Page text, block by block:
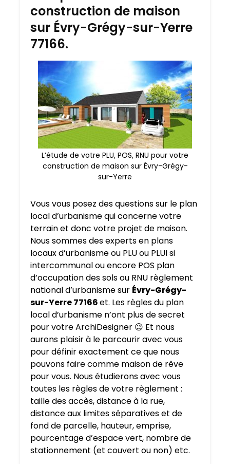
construction de maison
sur Évry-Grégy-sur-Yerre
77166.
L’étude de votre PLU, POS, RNU pour votre
construction de maison sur Évry-Grégy-
sur-Yerre
Vous vous posez des questions sur le plan
local d’urbanisme qui concerne votre
terrain et donc votre projet de maison.
Nous sommes des experts en plans
locaux d’urbanisme ou PLU ou PLUI si
intercommunal ou encore POS plan
d’occupation des sols ou RNU règlement
national d’urbanisme sur Évry-Grégy-
sur-Yerre 77166et. Les règles du plan
local d’urbanisme n’ont plus de secret
pour votre ArchiDesigner 😉 Et nous
aurons plaisir à le parcourir avec vous
pour définir exactement ce que nous
pouvons faire comme maison de rêve
pour vous. Nous étudierons avec vous
toutes les règles de votre règlement :
taille des accès, distance à la rue,
distance aux limites séparatives et de
fond de parcelle, hauteur, emprise,
pourcentage d’espace vert, nombre de
stationnement (et couvert ou non) etc.